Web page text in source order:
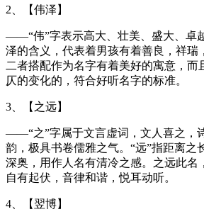
2、【伟泽】
——“伟”字表示高大、壮美、盛大、卓
泽的含义，代表着男孩有着善良，祥瑞
二者搭配作为名字有着美好的寓意，而
仄的变化的，符合好听名字的标准。
3、【之远】
——“之”字属于文言虚词，文人喜之，
韵，极具书卷儒雅之气。“远”指距离之
深奥，用作人名有清冷之感。之远此名
自有起伏，音律和谐，悦耳动听。
4、【翌博】